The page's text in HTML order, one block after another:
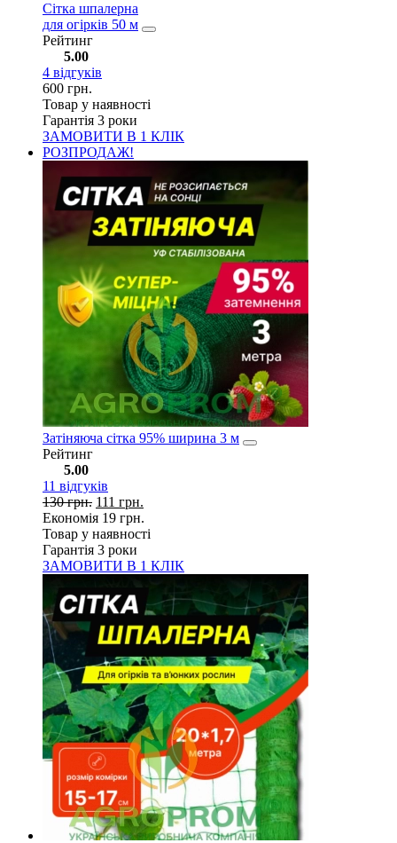
Сітка шпалерна
для огірків 50 м
Рейтинг
5.00
4 відгуків
600 грн.
Товар у наявності
Гарантія 3 роки
ЗАМОВИТИ В 1 КЛІК
РОЗПРОДАЖ!
Затіняюча сітка 95% ширина 3 м
Рейтинг
5.00
11 відгуків
130грн. 111 грн.
Економія 19 грн.
Товар у наявності
Гарантія 3 роки
ЗАМОВИТИ В 1 КЛІК